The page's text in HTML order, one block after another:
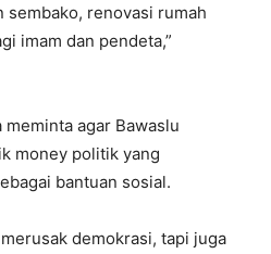
sembako, renovasi rumah
imam dan pendeta,”
agar Bawaslu
money politik yang
bantuan sosial.
demokrasi, tapi juga